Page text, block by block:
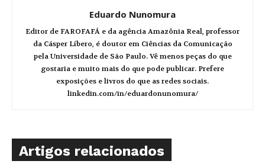
Eduardo Nunomura
Editor de FAROFAFÁ e da agência Amazônia Real, professor
da Cásper Líbero, é doutor em Ciências da Comunicação
pela Universidade de São Paulo. Vê menos peças do que
gostaria e muito mais do que pode publicar. Prefere
exposições e livros do que as redes sociais.
linkedin.com/in/eduardonunomura/
Artigos relacionados